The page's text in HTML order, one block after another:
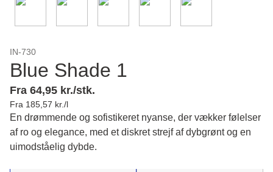
IN-730
Blue Shade 1
Fra 64,95 kr./stk.
Fra 185,57 kr./l
En drømmende og sofistikeret nyanse, der vækker følelser
af ro og elegance, med et diskret strejf af dybgrønt og en
uimodståelig dybde.